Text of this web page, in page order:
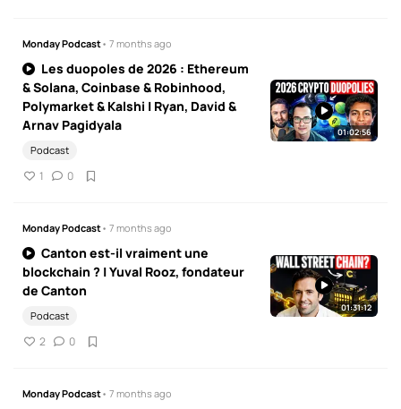
Monday Podcast• 7 months ago
Les duopoles de 2026 : Ethereum
& Solana, Coinbase & Robinhood,
Polymarket & Kalshi | Ryan, David &
Arnav Pagidyala
Podcast
1 0
01:02:56
Monday Podcast• 7 months ago
Canton est-il vraiment une
blockchain ? | Yuval Rooz, fondateur
de Canton
Podcast
2 0
01:31:12
Monday Podcast• 7 months ago